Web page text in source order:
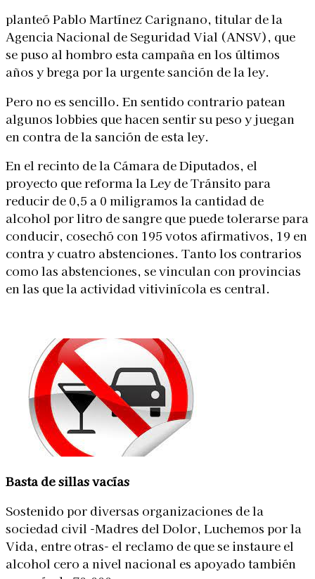
planteó Pablo Martínez Carignano, titular de la
Agencia Nacional de Seguridad Vial (ANSV), que
se puso al hombro esta campaña en los últimos
años y brega por la urgente sanción de la ley.
Pero no es sencillo. En sentido contrario patean
algunos lobbies que hacen sentir su peso y juegan
en contra de la sanción de esta ley.
En el recinto de la Cámara de Diputados, el
proyecto que reforma la Ley de Tránsito para
reducir de 0,5 a 0 miligramos la cantidad de
alcohol por litro de sangre que puede tolerarse para
conducir, cosechó con 195 votos afirmativos, 19 en
contra y cuatro abstenciones. Tanto los contrarios
como las abstenciones, se vinculan con provincias
en las que la actividad vitivinícola es central.
Basta de sillas vacías
Sostenido por diversas organizaciones de la
sociedad civil -Madres del Dolor, Luchemos por la
Vida, entre otras- el reclamo de que se instaure el
alcohol cero a nivel nacional es apoyado también